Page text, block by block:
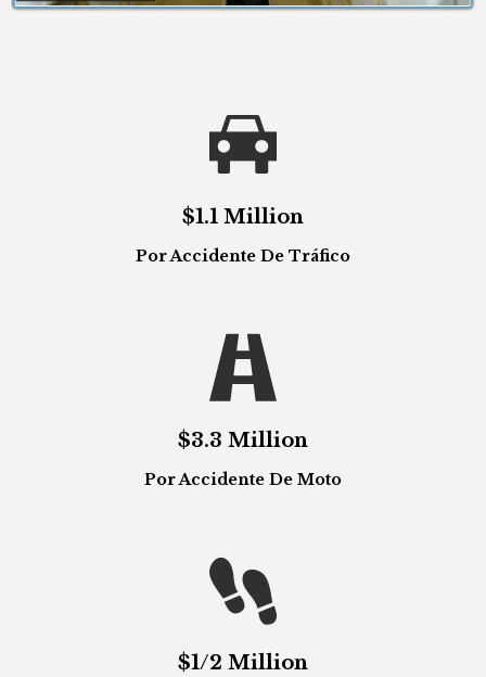

$1.1 Million
Por Accidente De Tráfico

$3.3 Million
Por Accidente De Moto

$1/2 Million